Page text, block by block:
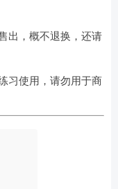
出，概不退换，还请
习使用，请勿用于商